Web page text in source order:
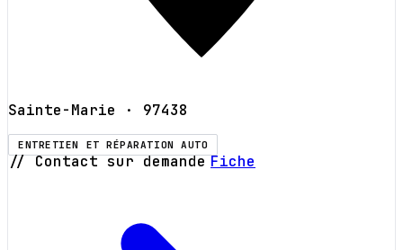
Sainte-Marie · 97438
ENTRETIEN ET RÉPARATION AUTO
// Contact sur demande Fiche